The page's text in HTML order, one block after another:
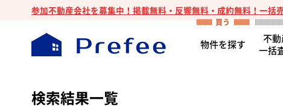
参加不動産会社を募集中！掲載無料・反響無料・成約無料！一括
物件を探す
不
一括
検索結果一覧